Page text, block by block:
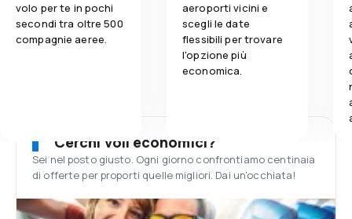
volo per te in pochi
secondi tra oltre 500
compagnie aeree.
aeroporti vicini e
scegli le date
flessibili per trovare
l'opzione più
economica.
Cerchi voli economici?
Sei nel posto giusto. Ogni giorno confrontiamo centinaia
di offerte per proporti quelle migliori. Dai un'occhiata!